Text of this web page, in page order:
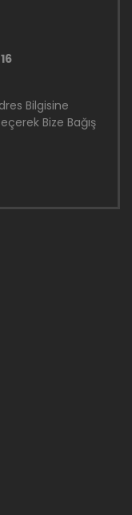
Bilgisine
Bize Bağış